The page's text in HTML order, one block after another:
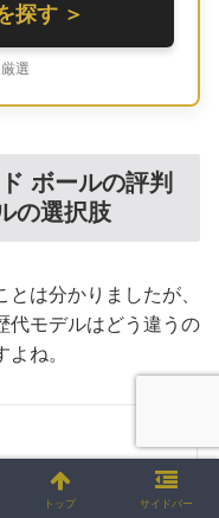
探す ＞
選
ボールの評判
の選択肢
は分かりましたが、
代モデルはどう違うの
ね。
トップ サイドバー